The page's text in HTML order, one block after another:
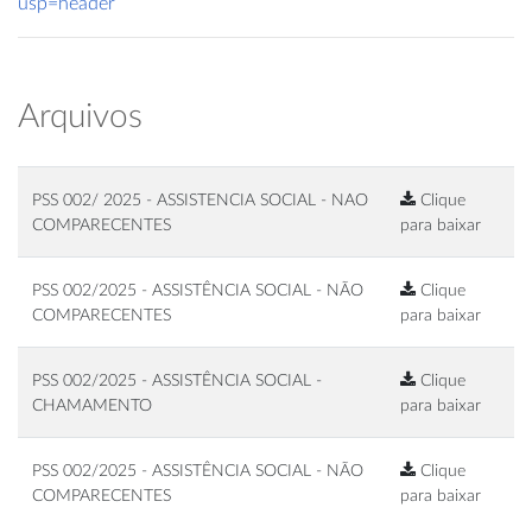
usp=header
Arquivos
PSS 002/ 2025 - ASSISTENCIA SOCIAL - NAO
COMPARECENTES
Clique
para baixar
PSS 002/2025 - ASSISTÊNCIA SOCIAL - NÃO
COMPARECENTES
Clique
para baixar
PSS 002/2025 - ASSISTÊNCIA SOCIAL -
CHAMAMENTO
Clique
para baixar
PSS 002/2025 - ASSISTÊNCIA SOCIAL - NÃO
COMPARECENTES
Clique
para baixar